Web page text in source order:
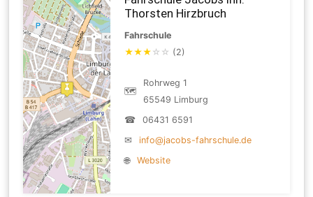
Thorsten Hirzbruch
Fahrschule
★★★ ☆ ☆ (2)
🗺
Rohrweg 1
65549 Limburg
☎
06431 6591
✉
info@jacobs-fahrschule.de
🌐
Website